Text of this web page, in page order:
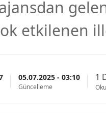
etkilenen
05.07.2025 - 03:10
Güncelleme
1